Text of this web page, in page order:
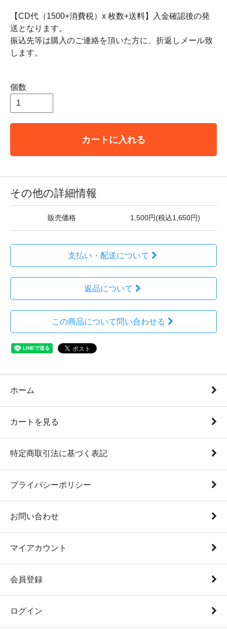
【CD代（1500+消費税）x 枚数+送料】入金確認後の発
送となります。
振込先等は購入のご連絡を頂いた方に、折返しメール致
します。
個数
カートに入れる
その他の詳細情報
販売価格 1,500円(税込1,650円)
支払い・配送について
返品について
この商品について問い合わせる
ホーム
カートを見る
特定商取引法に基づく表記
プライバシーポリシー
お問い合わせ
マイアカウント
会員登録
ログイン